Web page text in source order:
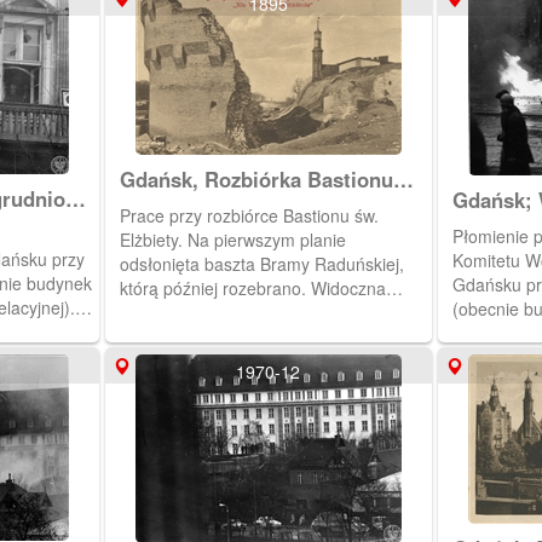
przy
budynek
barierkę.
dostępny
12-
Gdańsk, Rozbiórka Bastionu
św. Elżbiety
Prace przy rozbiórce Bastionu św.
Elżbiety. Na pierwszym planie
odsłonięta baszta Bramy Raduńskiej,
którą później rozebrano. Widoczna
Gdańsk;
1970 r.
Płomienie
Komitetu
Gdańsku
(obecnie
pw. Św.
zdjęciu).
chłopca i
zdjęcia
tłum.
w
2-2-341
1970-12